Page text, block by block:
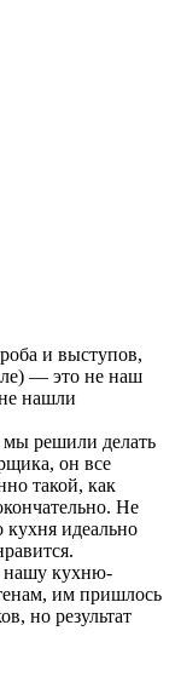
и выступов,
— это не наш
нашли
мы решили делать
он все
такой, как
Не
идеально
нашу кухню-
им пришлось
но результат